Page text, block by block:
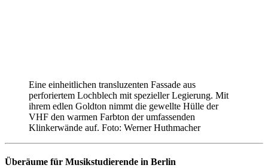
Eine einheitlichen transluzenten Fassade aus
perforiertem Lochblech mit spezieller Legierung. Mit
ihrem edlen Goldton nimmt die gewellte Hülle der
VHF den warmen Farbton der umfassenden
Klinkerwände auf. Foto: Werner Huthmacher
Überäume für Musikstudierende in Berlin